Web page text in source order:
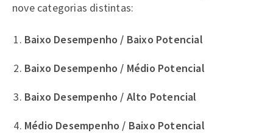
nove categorias distintas:
Baixo Desempenho / Baixo Potencial
Baixo Desempenho / Médio Potencial
Baixo Desempenho / Alto Potencial
Médio Desempenho / Baixo Potencial